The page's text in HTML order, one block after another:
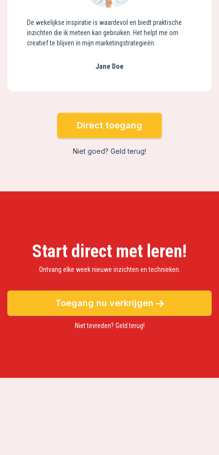
De wekelijkse inspiratie is waardevol en biedt praktische
inzichten die ik meteen kan gebruiken. Het helpt me om
creatief te blijven in mijn marketingstrategieën.
Jane Doe
Direct toegang
Niet goed? Geld terug!
Start direct met leren!
Ontvang elke week nieuwe inzichten en technieken.
Toegang nu verkrijgen
Niet tevreden? Geld terug!